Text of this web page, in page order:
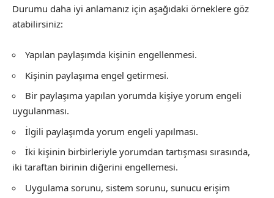
Durumu daha iyi anlamanız için aşağıdaki örneklere göz
atabilirsiniz:
Yapılan paylaşımda kişinin engellenmesi.
Kişinin paylaşıma engel getirmesi.
Bir paylaşıma yapılan yorumda kişiye yorum engeli
uygulanması.
İlgili paylaşımda yorum engeli yapılması.
İki kişinin birbirleriyle yorumdan tartışması sırasında,
iki taraftan birinin diğerini engellemesi.
Uygulama sorunu, sistem sorunu, sunucu erişim